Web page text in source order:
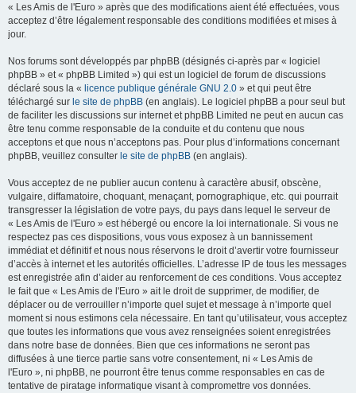
« Les Amis de l'Euro » après que des modifications aient été effectuées, vous
acceptez d’être légalement responsable des conditions modifiées et mises à
jour.
Nos forums sont développés par phpBB (désignés ci-après par « logiciel
phpBB » et « phpBB Limited ») qui est un logiciel de forum de discussions
déclaré sous la « licence publique générale GNU 2.0 » et qui peut être
téléchargé sur le site de phpBB (en anglais). Le logiciel phpBB a pour seul but
de faciliter les discussions sur internet et phpBB Limited ne peut en aucun cas
être tenu comme responsable de la conduite et du contenu que nous
acceptons et que nous n’acceptons pas. Pour plus d’informations concernant
phpBB, veuillez consulter le site de phpBB (en anglais).
Vous acceptez de ne publier aucun contenu à caractère abusif, obscène,
vulgaire, diffamatoire, choquant, menaçant, pornographique, etc. qui pourrait
transgresser la législation de votre pays, du pays dans lequel le serveur de
« Les Amis de l'Euro » est hébergé ou encore la loi internationale. Si vous ne
respectez pas ces dispositions, vous vous exposez à un bannissement
immédiat et définitif et nous nous réservons le droit d’avertir votre fournisseur
d’accès à internet et les autorités officielles. L’adresse IP de tous les messages
est enregistrée afin d’aider au renforcement de ces conditions. Vous acceptez
le fait que « Les Amis de l'Euro » ait le droit de supprimer, de modifier, de
déplacer ou de verrouiller n’importe quel sujet et message à n’importe quel
moment si nous estimons cela nécessaire. En tant qu’utilisateur, vous acceptez
que toutes les informations que vous avez renseignées soient enregistrées
dans notre base de données. Bien que ces informations ne seront pas
diffusées à une tierce partie sans votre consentement, ni « Les Amis de
l'Euro », ni phpBB, ne pourront être tenus comme responsables en cas de
tentative de piratage informatique visant à compromettre vos données.